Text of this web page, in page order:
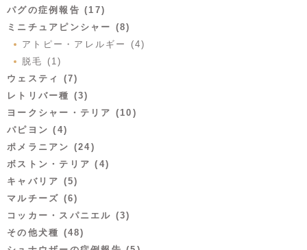
パグの症例報告 (17)
ミニチュアピンシャー (8)
アトピー・アレルギー (4)
脱毛 (1)
ウェスティ (7)
レトリバー種 (3)
ヨークシャー・テリア (10)
パピヨン (4)
ポメラニアン (24)
ボストン・テリア (4)
キャバリア (5)
マルチーズ (6)
コッカー・スパニエル (3)
その他犬種 (48)